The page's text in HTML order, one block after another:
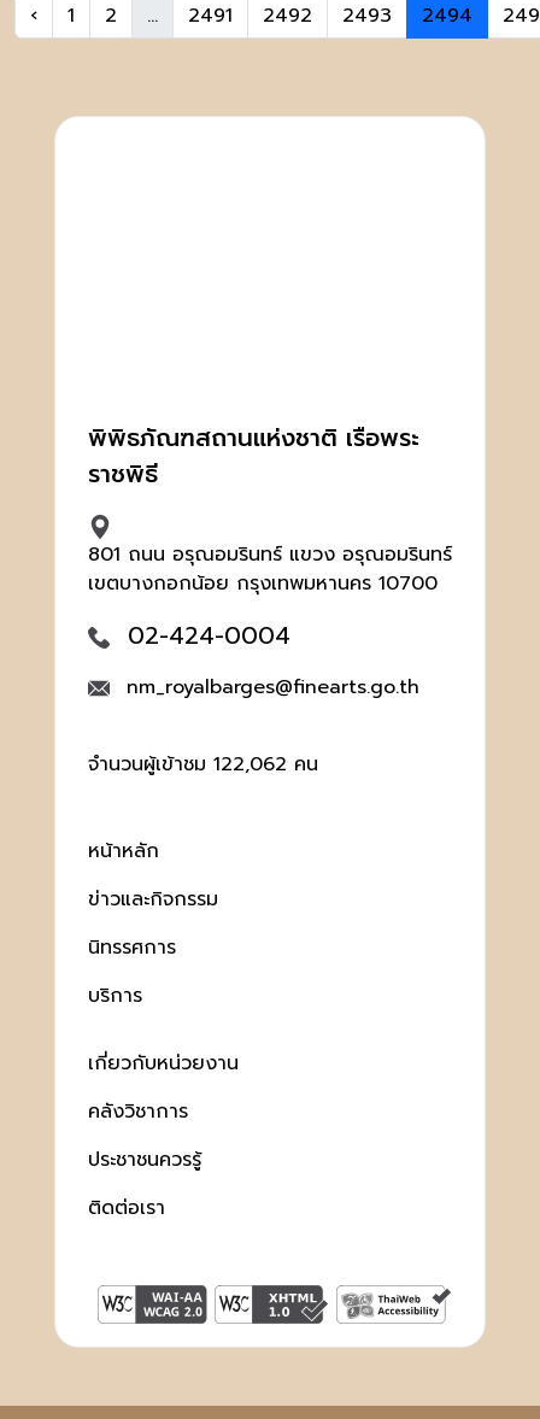
‹ 1 2 ... 2491 2492 2493 2494
พิพิธภัณฑสถานแห่งชาติ เรือพระ
ราชพิธี
801 ถนน อรุณอมรินทร์ แขวง อรุณอมรินทร์
เขตบางกอกน้อย กรุงเทพมหานคร 10700
02-424-0004
nm_royalbarges@finearts.go.th
จำนวนผู้เข้าชม 122,062 คน
หน้าหลัก
ข่าวและกิจกรรม
นิทรรศการ
บริการ
เกี่ยวกับหน่วยงาน
คลังวิชาการ
ประชาชนควรรู้
ติดต่อเรา